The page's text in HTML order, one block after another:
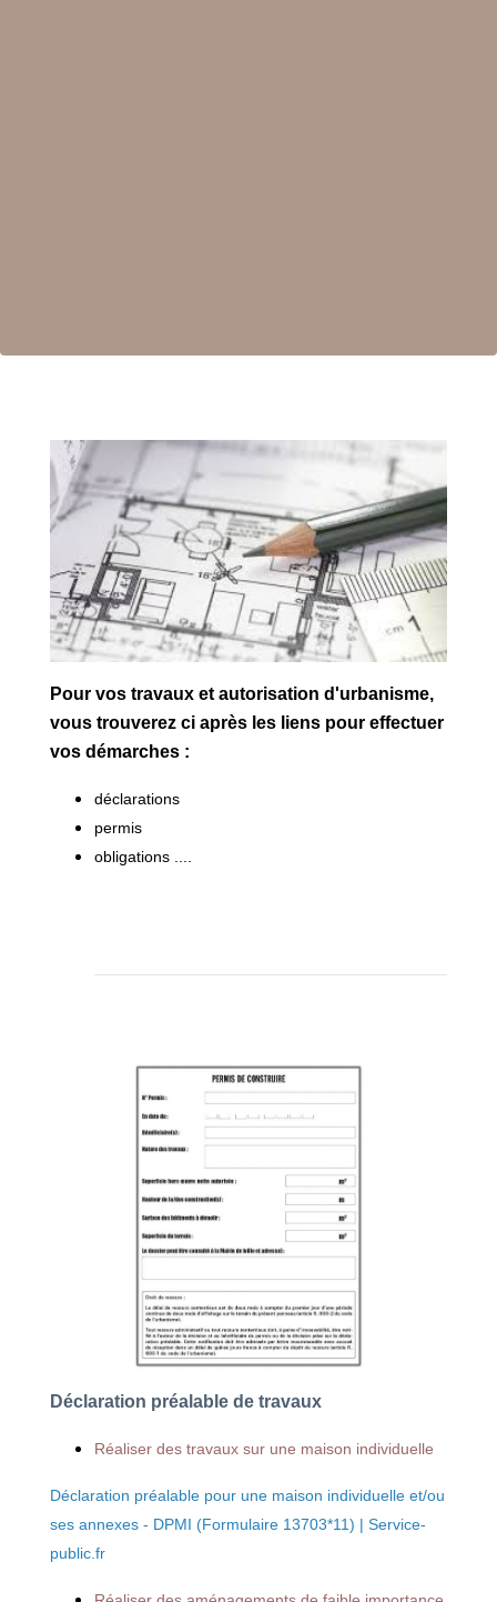
Pour vos travaux et autorisation d'urbanisme,
vous trouverez ci après les liens pour effectuer
vos démarches :
déclarations
permis
obligations ....
Déclaration préalable de travaux
Réaliser des travaux sur une maison individuelle
Déclaration préalable pour une maison individuelle et/ou
ses annexes - DPMI (Formulaire 13703*11) | Service-
public.fr